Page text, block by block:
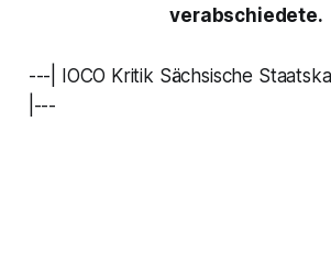
verabschiedete.
---| IOCO Kritik Sächsische
|---